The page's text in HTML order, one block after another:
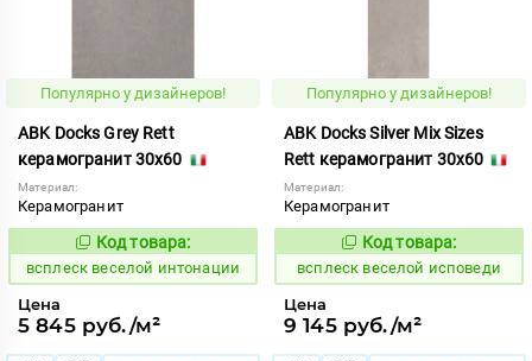
Популярно у дизайнеров!
ABK Docks Grey Rett
керамогранит 30x60
Материал:
Керамогранит
235533
Код товара:
всплеск веселой интонации
Цена
5 845 руб./м²
Популярно у дизайнеров!
ABK Docks Silver Mix Sizes
Rett керамогранит 30x60
Материал:
Керамогранит
235535
Код товара:
всплеск веселой исповеди
Цена
9 145 руб./м²